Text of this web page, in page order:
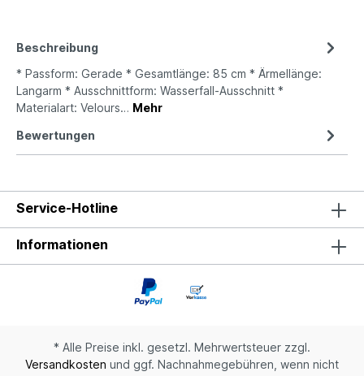
Beschreibung
* Passform: Gerade * Gesamtlänge: 85 cm * Ärmellänge:
Langarm * Ausschnittform: Wasserfall-Ausschnitt *
Materialart: Velours… Mehr
Bewertungen
Service-Hotline
Informationen
* Alle Preise inkl. gesetzl. Mehrwertsteuer zzgl.
Versandkosten und ggf. Nachnahmegebühren, wenn nicht